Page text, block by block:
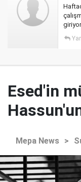
Esed'in
Mepa News >